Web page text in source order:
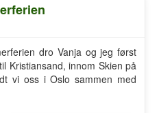
dro Vanja og jeg først
Kristiansand, innom Skien på
vi oss i Oslo sammen med